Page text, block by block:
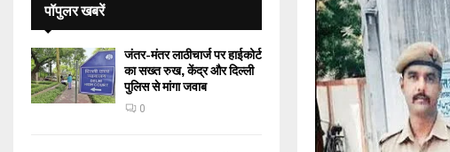
पॉपुलर खबरें
जंतर-मंतर लाठीचार्ज पर हाईकोर्ट
का सख्त रुख, केंद्र और दिल्ली
पुलिस से मांगा जवाब
0